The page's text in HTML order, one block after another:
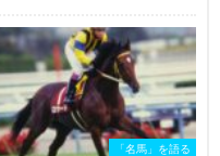
「名馬」を語る